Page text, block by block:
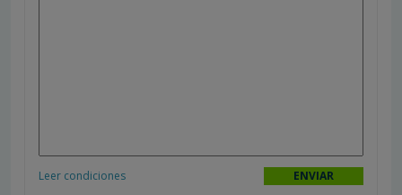
Leer condiciones